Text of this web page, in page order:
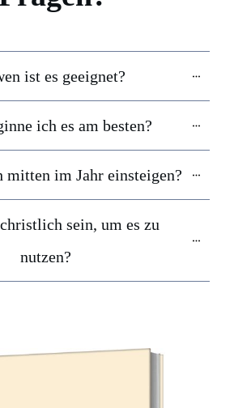
ist es geeignet?
ich es am besten?
mitten im Jahr einsteigen?
sein, um es zu
nutzen?